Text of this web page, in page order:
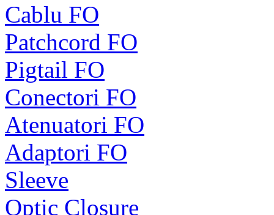
Cablu FO
Patchcord FO
Pigtail FO
Conectori FO
Atenuatori FO
Adaptori FO
Sleeve
Optic Closure